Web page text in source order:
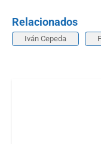
Relacionados
Iván Cepeda